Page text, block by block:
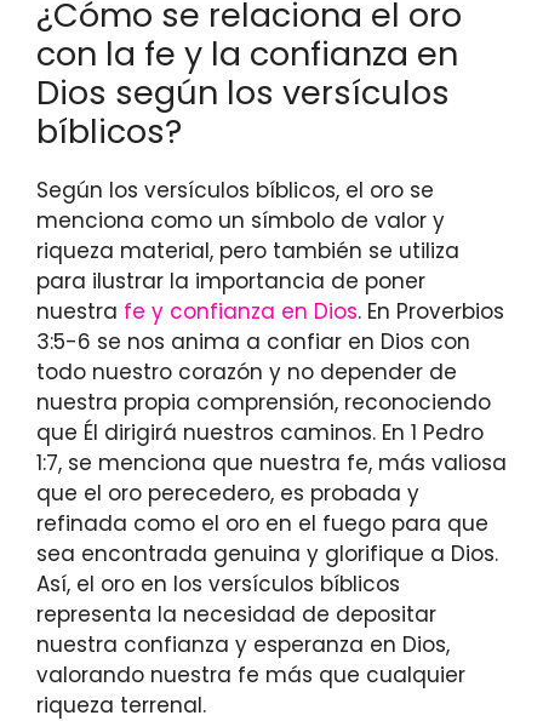
¿Cómo se relaciona el oro
con la fe y la confianza en
Dios según los versículos
bíblicos?
Según los versículos bíblicos, el oro se
menciona como un símbolo de valor y
riqueza material, pero también se utiliza
para ilustrar la importancia de poner
nuestra fe y confianza en Dios. En Proverbios
3:5-6 se nos anima a confiar en Dios con
todo nuestro corazón y no depender de
nuestra propia comprensión, reconociendo
que Él dirigirá nuestros caminos. En 1 Pedro
1:7, se menciona que nuestra fe, más valiosa
que el oro perecedero, es probada y
refinada como el oro en el fuego para que
sea encontrada genuina y glorifique a Dios.
Así, el oro en los versículos bíblicos
representa la necesidad de depositar
nuestra confianza y esperanza en Dios,
valorando nuestra fe más que cualquier
riqueza terrenal.